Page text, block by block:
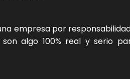
empresa por
algo 100% real y serio